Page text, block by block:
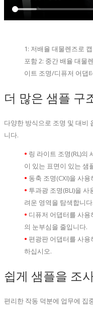
1: 저배율 대물렌즈로
포함 2: 중간 배율 대물
이트 조명/디퓨저 어댑
더 많은 샘플 구
다양한 방식으로 조명 및 대비
니다.
• 링 라이트 조명(RL)의
이 있는 표면이 있는 샘
• 동축 조명(CXI)을 사
• 투과광 조명(BLI)을
려운 영역을 탐색합니다.
• 디퓨저 어댑터를 사
의 눈부심을 줄입니다.
• 편광판 어댑터를 사
하십시오.
쉽게 샘플을 조
편리한 작동 덕분에 업무에 집